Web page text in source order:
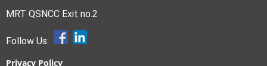
MRT QSNCC Exit no.2
Follow Us:
Privacy Policy